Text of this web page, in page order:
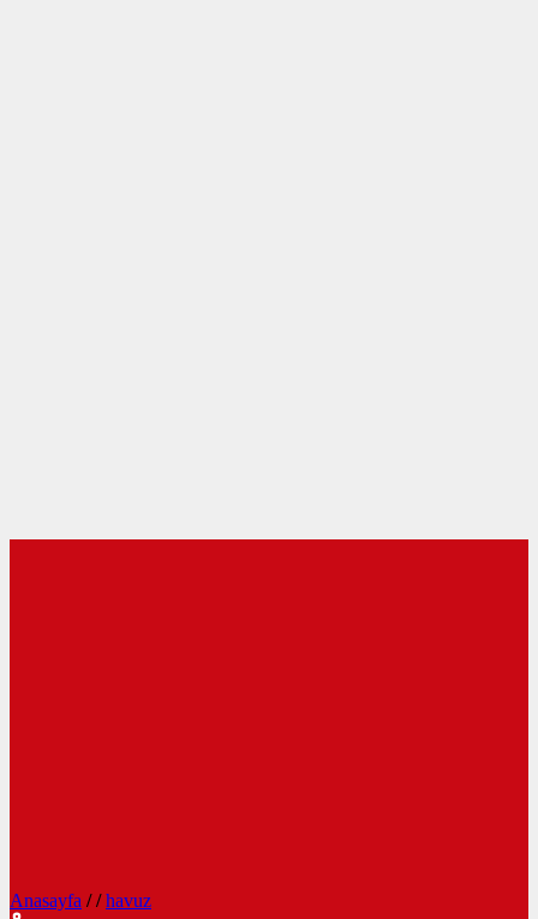
Anasayfa / / havuz